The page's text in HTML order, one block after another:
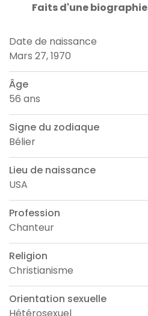
Faits d'une biographie
Date de naissance
Mars 27, 1970
Âge
56 ans
Signe du zodiaque
Bélier
Lieu de naissance
USA
Profession
Chanteur
Religion
Christianisme
Orientation sexuelle
Hétérosexuel